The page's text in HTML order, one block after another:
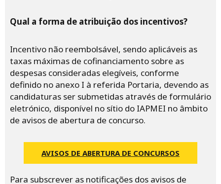
Qual a forma de atribuição dos incentivos?
Incentivo não reembolsável, sendo aplicáveis as
taxas máximas de cofinanciamento sobre as
despesas consideradas elegíveis, conforme
definido no anexo I à referida Portaria, devendo as
candidaturas ser submetidas através de formulário
eletrónico, disponível no sítio do IAPMEI no âmbito
de avisos de abertura de concurso.
AVISOS DE ABERTURA DE CONCURSOS
Para subscrever as notificações dos avisos de